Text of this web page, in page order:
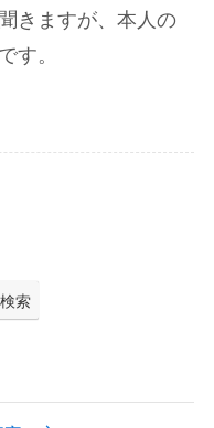
きますが、本人の
す。
検索